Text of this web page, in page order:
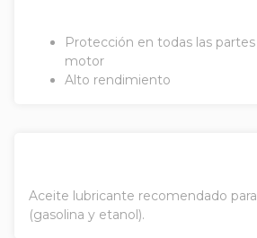
Protección en todas las
motor
Alto rendimiento
Aceite lubricante recomendado
(gasolina y etanol).